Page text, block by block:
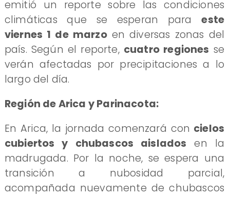
emitió un reporte sobre las condiciones
climáticas que se esperan paraeste
viernes 1 de marzoen diversas zonas del
país. Según el reporte, cuatro regiones se
verán afectadas por precipitaciones a lo
largo del día.
Región de Arica y Parinacota:
En Arica, la jornada comenzará con cielos
cubiertos y chubascos aislados en la
madrugada. Por la noche, se espera una
transición a nubosidad parcial,
acompañada nuevamente de chubascos